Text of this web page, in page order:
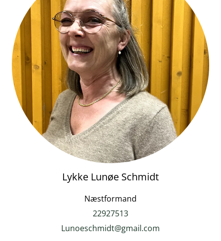
Lykke Lunøe Schmidt
Næstformand
22927513
Lunoeschmidt@gmail.com